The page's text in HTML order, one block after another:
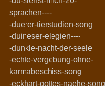
sprachen----
-duerer-tierstudien-song
-duineser-elegien----
-dunkle-nacht-der-seele
-echte-vergebung-ohne-
karmabeschiss-song
-eckhart-gottes-naehe-song